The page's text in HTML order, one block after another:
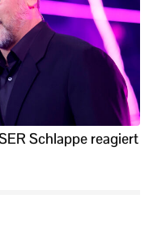
Schlappe reagiert